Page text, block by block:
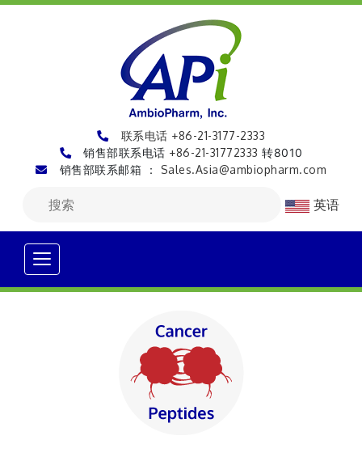
联系电话 +86-21-3177-2333
销售部联系电话 +86-21-31772333 转8010
销售部联系邮箱 ： Sales.Asia@ambiopharm.com
英语